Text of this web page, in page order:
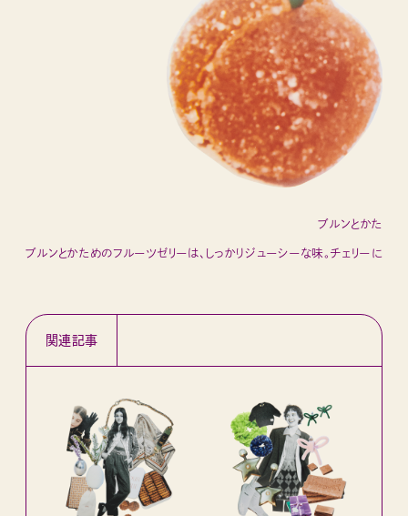
ブルンとかためのフル
ブルンとかためのフルーツゼリーは、しっかりジューシーな味。チェリーに
関連記事